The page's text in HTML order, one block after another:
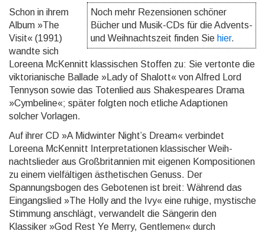
Noch mehr Rezensionen schöner
Bücher und Musik-CDs für die Advents-
und Weihnachtszeit finden Sie hier.
Schon in ihrem
Album »The
Visit« (1991)
wandte sich
Loreena McKennitt klassischen Stoffen zu: Sie vertonte die
viktorianische Ballade »Lady of Shalott« von Alfred Lord
Tennyson sowie das Totenlied aus Shakespeares Drama
»Cymbeline«; später folgten noch etliche Adaptionen
solcher Vorlagen.
Auf ihrer CD »A Midwinter Night’s Dream« verbindet
Loreena McKennitt Interpretationen klassischer Weih­
nachtslieder aus Großbritannien mit eigenen Kompositionen
zu einem vielfältigen ästhetischen Ge­nuss. Der
Spannungsbogen des Gebotenen ist breit: Während das
Eingangslied »The Holly and the Ivy« eine ruhige, mystische
Stimmung anschlägt, verwandelt die Sängerin den
Klassiker »God Rest Ye Merry, Gentlemen« durch